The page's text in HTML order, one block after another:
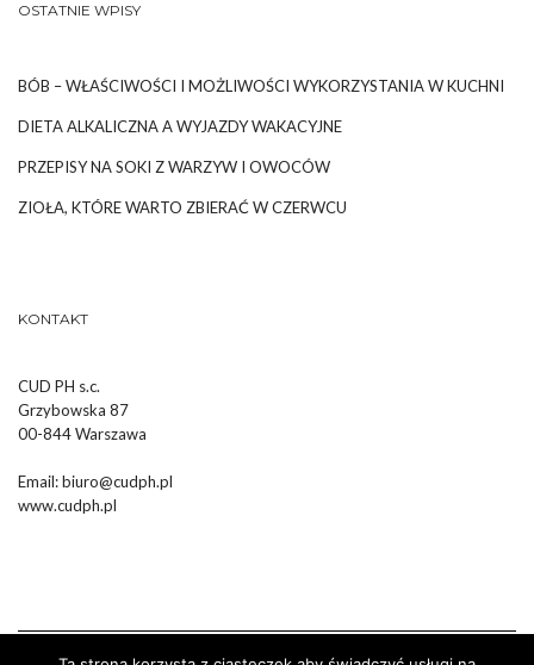
OSTATNIE WPISY
BÓB – WŁAŚCIWOŚCI I MOŻLIWOŚCI WYKORZYSTANIA W KUCHNI
DIETA ALKALICZNA A WYJAZDY WAKACYJNE
PRZEPISY NA SOKI Z WARZYW I OWOCÓW
ZIOŁA, KTÓRE WARTO ZBIERAĆ W CZERWCU
KONTAKT
CUD PH s.c.
Grzybowska 87
00-844 Warszawa
Email:biuro@cudph.pl
www.cudph.pl